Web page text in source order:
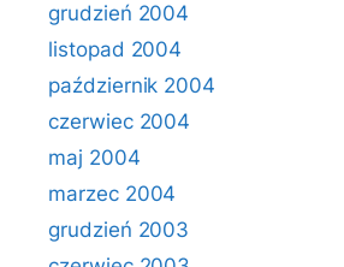
grudzień 2004
listopad 2004
październik 2004
czerwiec 2004
maj 2004
marzec 2004
grudzień 2003